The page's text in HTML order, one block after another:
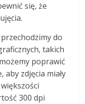
się, że
do
takich
poprawić
zdjęcia miały
300 dpi